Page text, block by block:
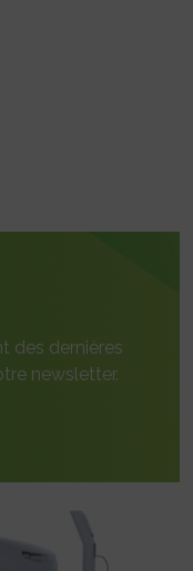
des dernières
newsletter.